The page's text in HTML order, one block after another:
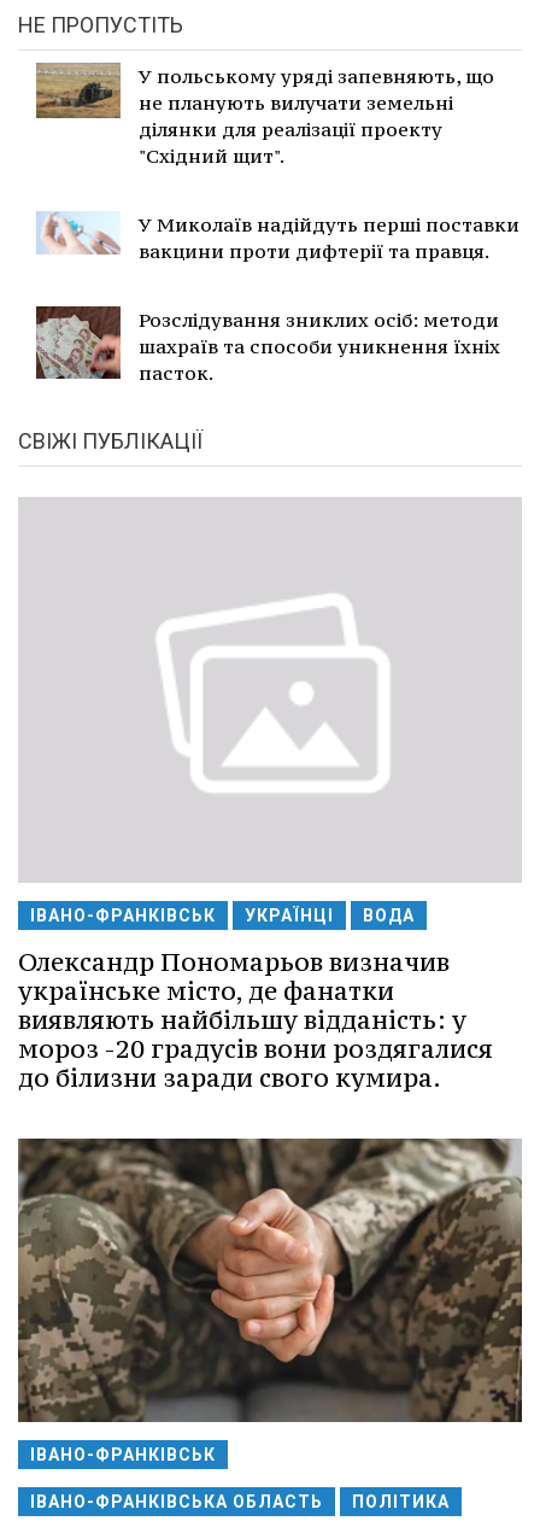
НЕ ПРОПУСТІТЬ
У польському уряді запевняють, що
не планують вилучати земельні
ділянки для реалізації проекту
"Східний щит".
У Миколаїв надійдуть перші поставки
вакцини проти дифтерії та правця.
Розслідування зниклих осіб: методи
шахраїв та способи уникнення їхніх
пасток.
СВІЖІ ПУБЛІКАЦІЇ
ІВАНО-ФРАНКІВСЬК УКРАЇНЦІ ВОДА
Олександр Пономарьов визначив
українське місто, де фанатки
виявляють найбільшу відданість: у
мороз -20 градусів вони роздягалися
до білизни заради свого кумира.
ІВАНО-ФРАНКІВСЬК
ІВАНО-ФРАНКІВСЬКА ОБЛАСТЬ ПОЛІТИКА